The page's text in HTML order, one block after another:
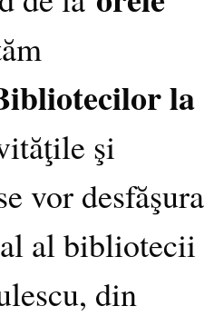
la
şi
vor desfăşura
al bibliotecii
din